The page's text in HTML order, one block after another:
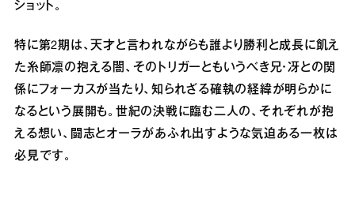
ショット。
特に第2期は、天才と言われながらも誰より勝利と成長に飢え
た糸師凛の抱える闇、そのトリガーともいうべき兄・冴との関
係にフォーカスが当たり、知られざる確執の経緯が明らかに
なるという展開も。世紀の決戦に臨む二人の、それぞれが抱
える想い、闘志とオーラがあふれ出すような気迫ある一枚は
必見です。